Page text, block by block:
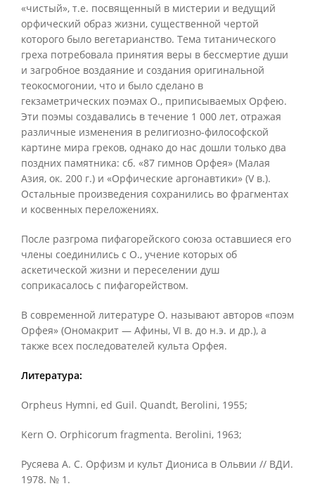
«чистый», т.е. посвященный в мистерии и ведущий
орфический образ жизни, существенной чертой
которого было вегетарианство. Тема титанического
греха потребовала принятия веры в бессмертие души
и загробное воздаяние и создания оригинальной
теокосмогонии, что и было сделано в
гекзаметрических поэмах О., приписываемых Орфею.
Эти поэмы создавались в течение 1 000 лет, отражая
различные изменения в религиозно-философской
картине мира греков, однако до нас дошли только два
поздних памятника: сб. «87 гимнов Орфея» (Малая
Азия, ок. 200 г.) и «Орфические аргонавтики» (V в.).
Остальные произведения сохранились во фрагментах
и косвенных переложениях.
После разгрома пифагорейского союза оставшиеся его
члены соединились с О., учение которых об
аскетической жизни и переселении душ
соприкасалось с пифагорейством.
В современной литературе О. называют авторов «поэм
Орфея» (Ономакрит — Афины, VI в. до н.э. и др.), а
также всех последователей культа Орфея.
Литература:
Orpheus Hymni, ed Guil. Quandt, Berolini, 1955;
Kern O. Orphicorum fragmenta. Berolini, 1963;
Русяева А. С. Орфизм и культ Диониса в Ольвии // ВДИ.
1978. № 1.